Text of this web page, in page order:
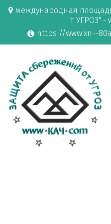
международная
т УГРОЗ" -
https://www.xn--